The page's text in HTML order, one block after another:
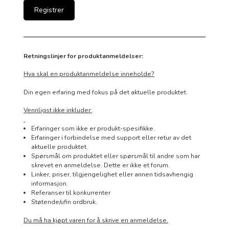
Retningslinjer for produktanmeldelser:
Hva skal en produktanmeldelse inneholde?
Din egen erfaring med fokus på det aktuelle produktet.
Vennligst ikke inkluder:
Erfaringer som ikke er produkt-spesifikke.
Erfaringer i forbindelse med support eller retur av det
aktuelle produktet.
Spørsmål om produktet eller spørsmål til andre som har
skrevet en anmeldelse. Dette er ikke et forum.
Linker, priser, tilgjengelighet eller annen tidsavhengig
informasjon.
Referanser til konkurrenter
Støtende/ufin ordbruk.
Du må ha kjøpt varen for å skrive en anmeldelse.